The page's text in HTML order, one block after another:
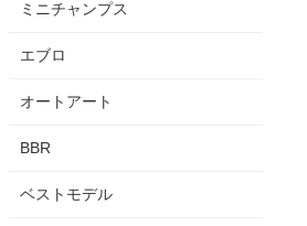
ミニチャンプス
エブロ
オートアート
BBR
ベストモデル